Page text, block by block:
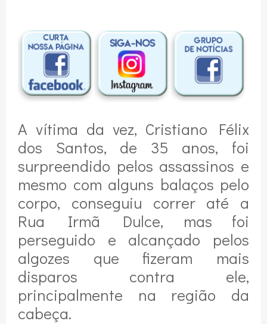
A vítima da vez, Cristiano Félix
dos Santos, de 35 anos, foi
surpreendido pelos assassinos e
mesmo com alguns balaços pelo
corpo, conseguiu correr até a
Rua Irmã Dulce, mas foi
perseguido e alcançado pelos
algozes que fizeram mais
disparos contra ele,
principalmente na região da
cabeça.